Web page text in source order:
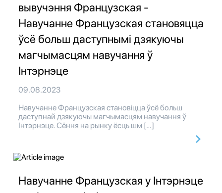
вывучэння Французская -
Навучанне Французская становяцца
ўсё больш даступнымі дзякуючы
магчымасцям навучання ў
Інтэрнэце
09.08.2023
Навучанне Французская становіцца ўсё больш
даступнай дзякуючы магчымасцям навучання ў
Інтэрнэце. Сёння на рынку ёсць шм […]
Навучанне Французская у Інтэрнэце